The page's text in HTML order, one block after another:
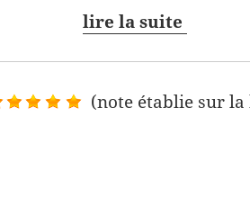
lire la suite
(note établie sur la